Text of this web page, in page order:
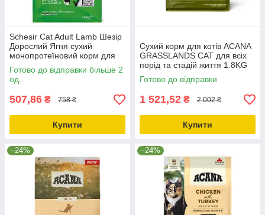
Schesir Cat Adult Lamb Шезір
Дорослий Ягня сухий
монопротеїновий корм для
котів 1.5кг_ДО 23.11.25
Готово до відправки більше 2
од.
507,86 ₴ 758 ₴
Купити
Сухий корм для котів ACANA
GRASSLANDS CAT для всіх
порід та стадій життя 1.8KG
(a64218)
Готово до відправки
1 521,52 ₴ 2 002 ₴
Купити
–24% –24%